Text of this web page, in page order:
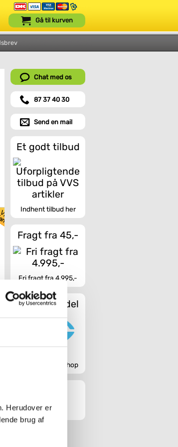
Herudover er
brug af
Gå til kurven
Chat med os
87 37 40 30
Send en mail
Et godt tilbud
Indhent tilbud her
Fragt fra 45,-
Fri fragt fra 4.995,-
Sikker handel
Godkendt webshop